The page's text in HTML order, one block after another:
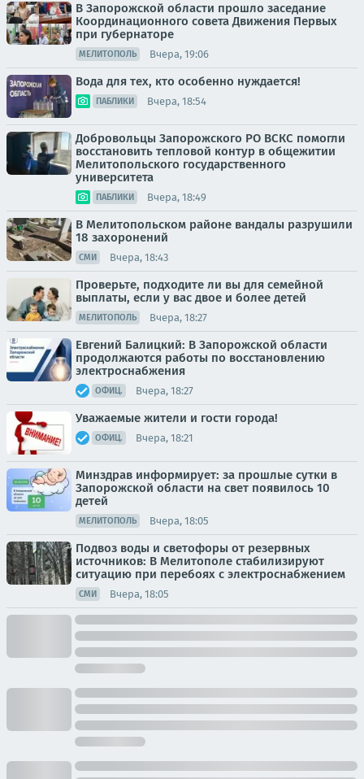
В Запорожской области прошло заседание
Координационного совета Движения Первых
при губернаторе
МЕЛИТОПОЛЬ Вчера, 19:06
Вода для тех, кто особенно нуждается!
ПАБЛИКИ Вчера, 18:54
Добровольцы Запорожского РО ВСКС помогли
восстановить тепловой контур в общежитии
Мелитопольского государственного
университета
ПАБЛИКИ Вчера, 18:49
В Мелитопольском районе вандалы разрушили
18 захоронений
СМИ Вчера, 18:43
Проверьте, подходите ли вы для семейной
выплаты, если у вас двое и более детей
МЕЛИТОПОЛЬ Вчера, 18:27
Евгений Балицкий: В Запорожской области
продолжаются работы по восстановлению
электроснабжения
ОФИЦ. Вчера, 18:27
Уважаемые жители и гости города!
ОФИЦ. Вчера, 18:21
Минздрав информирует: за прошлые сутки в
Запорожской области на свет появилось 10
детей
МЕЛИТОПОЛЬ Вчера, 18:05
Подвоз воды и светофоры от резервных
источников: В Мелитополе стабилизируют
ситуацию при перебоях с электроснабжением
СМИ Вчера, 18:05